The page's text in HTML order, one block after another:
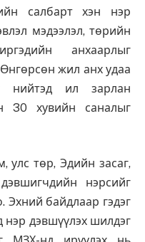
салбарт хэн нэр
мэдээлэл, төрийн
анхаарлыг
жил анх удаа
нийтэд ил зарлан
30 хувийн саналыг
улс төр, Эдийн засаг,
нэрсийг
Эхний байдлаар гэдэг
нэр дэвшүүлэх шилдэг